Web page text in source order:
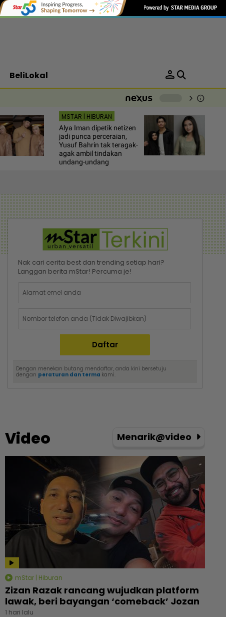
BeliLokal person
chevron_right info
MSTAR | HIBURAN
Alya Iman dipetik netizen
jadi punca perceraian,
Yusuf Bahrin tak teragak-
agak ambil tindakan
undang-undang
Nak cari cerita best dan trending setiap hari?
Langgan berita mStar! Percuma je!
Dengan menekan butang mendaftar, anda kini bersetuju
dengan peraturan dan terma kami.
Video Menarik@video
mStar | Hiburan
Zizan Razak rancang wujudkan platform
lawak, beri bayangan ‘comeback’ Jozan
1 hari lalu